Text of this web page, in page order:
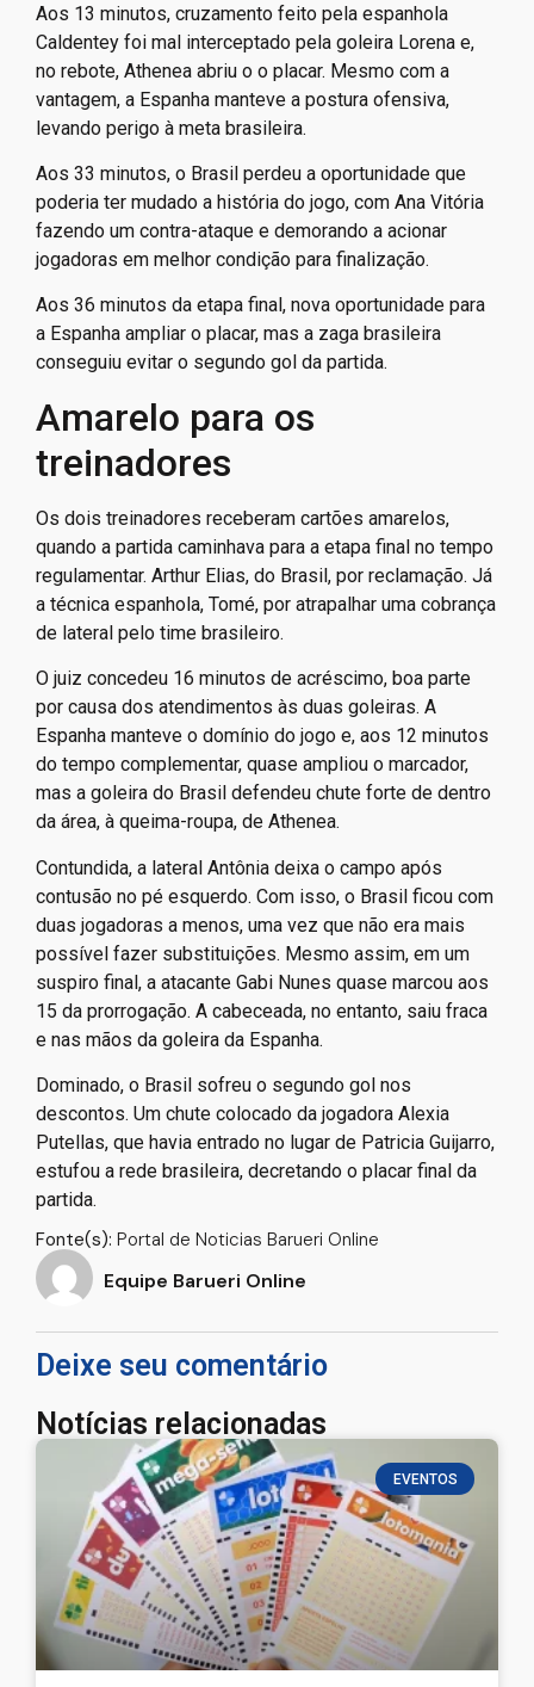
Aos 13 minutos, cruzamento feito pela espanhola
Caldentey foi mal interceptado pela goleira Lorena e,
no rebote, Athenea abriu o o placar. Mesmo com a
vantagem, a Espanha manteve a postura ofensiva,
levando perigo à meta brasileira.
Aos 33 minutos, o Brasil perdeu a oportunidade que
poderia ter mudado a história do jogo, com Ana Vitória
fazendo um contra-ataque e demorando a acionar
jogadoras em melhor condição para finalização.
Aos 36 minutos da etapa final, nova oportunidade para
a Espanha ampliar o placar, mas a zaga brasileira
conseguiu evitar o segundo gol da partida.
Amarelo para os
treinadores
Os dois treinadores receberam cartões amarelos,
quando a partida caminhava para a etapa final no tempo
regulamentar. Arthur Elias, do Brasil, por reclamação. Já
a técnica espanhola, Tomé, por atrapalhar uma cobrança
de lateral pelo time brasileiro.
O juiz concedeu 16 minutos de acréscimo, boa parte
por causa dos atendimentos às duas goleiras. A
Espanha manteve o domínio do jogo e, aos 12 minutos
do tempo complementar, quase ampliou o marcador,
mas a goleira do Brasil defendeu chute forte de dentro
da área, à queima-roupa, de Athenea.
Contundida, a lateral Antônia deixa o campo após
contusão no pé esquerdo. Com isso, o Brasil ficou com
duas jogadoras a menos, uma vez que não era mais
possível fazer substituições. Mesmo assim, em um
suspiro final, a atacante Gabi Nunes quase marcou aos
15 da prorrogação. A cabeceada, no entanto, saiu fraca
e nas mãos da goleira da Espanha.
Dominado, o Brasil sofreu o segundo gol nos
descontos. Um chute colocado da jogadora Alexia
Putellas, que havia entrado no lugar de Patricia Guijarro,
estufou a rede brasileira, decretando o placar final da
partida.
Fonte(s): Portal de Noticias Barueri Online
Equipe Barueri Online
Deixe seu comentário
Notícias relacionadas
EVENTOS